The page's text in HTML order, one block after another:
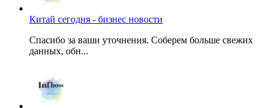
Китай сегодня - бизнес новости
Спасибо за ваши уточнения. Соберем больше свежих
данных, обн...